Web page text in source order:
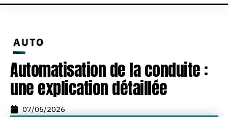
AUTO
Automatisation de la conduite :
une explication détaillée
07/05/2026